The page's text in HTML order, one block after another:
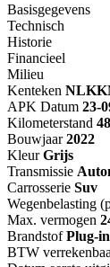
Basisgegevens
Technisch
Historie
Financieel
Milieu
Kenteken NL
APK Datum 23-
Kilometerstand
Bouwjaar 2022
Kleur Grijs
Transmissie
Carrosserie Suv
Wegenbelasting
Max. vermogen
Brandstof Plug-
BTW